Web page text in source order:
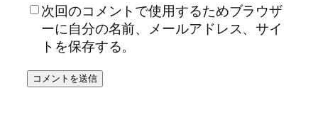
次回のコメントで使用するためブラウザ
ーに自分の名前、メールアドレス、サイ
トを保存する。